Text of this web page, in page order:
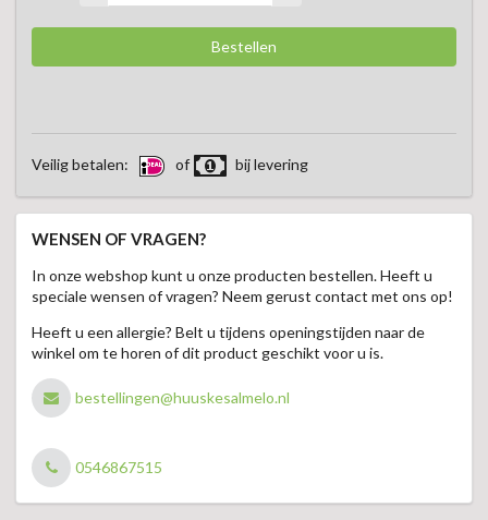
Veilig betalen: of bij levering
WENSEN OF VRAGEN?
In onze webshop kunt u onze producten bestellen. Heeft u
speciale wensen of vragen? Neem gerust contact met ons op!
Heeft u een allergie? Belt u tijdens openingstijden naar de
winkel om te horen of dit product geschikt voor u is.
bestellingen@huuskesalmelo.nl
0546867515